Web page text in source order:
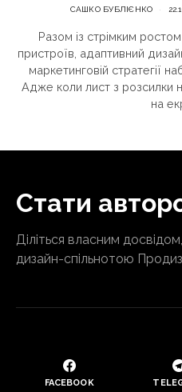
САШКО БУБЛІЄНКО
Разом із стрімким
пристроїв, адаптивний
маркетинговій стратегії
Адже коли лист з розсилки
на
Стати
Діліться власним
дизайн-спільнотою
FACEBOOK